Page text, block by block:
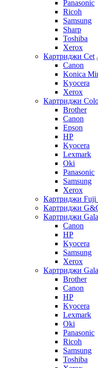
Panasonic
Ricoh
Samsung
Sharp
Toshiba
Xerox
Картриджи Cet
Canon
Konica
Kyocera
Xerox
Картриджи
Brother
Canon
Epson
HP
Kyocera
Lexmark
Oki
Panasonic
Samsung
Xerox
Картриджи Fuji
Картриджи
Картриджи
Canon
HP
Kyocera
Samsung
Xerox
Картриджи
Brother
Canon
HP
Kyocera
Lexmark
Oki
Panasonic
Ricoh
Samsung
Toshiba